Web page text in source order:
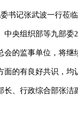
书记张武波一行莅
央组织部等九部
的监事单位，将
面的有良好共识，
、行政综合部张